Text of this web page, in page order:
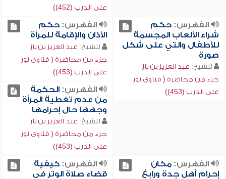
على الدرب (452))
الفهرس:حكم
شراء الألعاب المجسمة
للأطفال والتي على شكل
صورة
للشيخ: عبد العزيز بن باز
جزء من محاضرة ( فتاوى نور
على الدرب (453))
الفهرس:حكم
الأذان والإقامة للمرأة
للشيخ: عبد العزيز بن باز
جزء من محاضرة ( فتاوى نور
على الدرب (453))
الفهرس:الحكمة
من عدم تغطية المرأة
وجهها حال إحرامها
للشيخ: عبد العزيز بن باز
جزء من محاضرة ( فتاوى نور
على الدرب (453))
الفهرس:مكان
إحرام أهل جدة ورابغ
الفهرس:كيفية
قضاء صلاة الوتر في